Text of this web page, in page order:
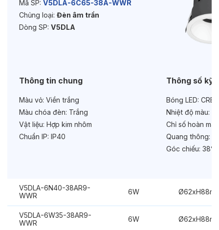
Độ bền & tùy chọn mở rộng
Chức năng:Dimmer 1-10V
Mã SP: V5DLA-6C65-38A-WWR
Chủng loại: Đèn âm trần
Dòng SP: V5DLA
Thông tin chung
Màu vỏ: Viền trắng
Màu chóa đèn: Trắng
Vật liệu: Hợp kim nhôm
Chuẩn IP: IP40
Thông số kỹ
Bóng LED:
Nhiệt độ màu:
Chỉ số hoàn
Quang thông:
Góc chiếu: 38°
V5DLA-6N40-38AR9-
WWR
6W
V5DLA-6W35-38AR9-
WWR
6W